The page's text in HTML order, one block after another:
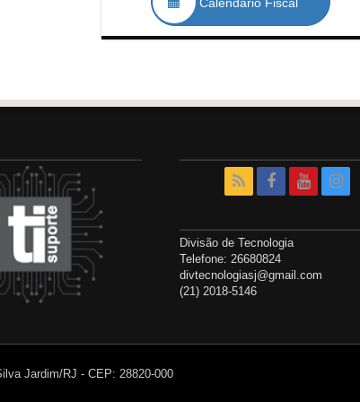
Calendário Fiscal
Divisão de Tecnologia
Telefone: 26680824
divtecnologiasj@gmail.com
(21) 2018-5146
Jardim/RJ - CEP: 28820-000